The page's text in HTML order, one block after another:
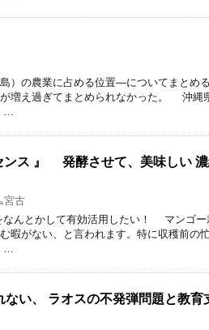
）の農業に占める位置―についてまとめ
増え過ぎてまとめられなかった。 沖縄
…
ンス 』 発酵させて、美味しい
宮古
なんとかして有効活用したい！ マンゴー
暇がない、と言われます。特に収穫前の
…
ない、 ラオスの不発弾問題と教育